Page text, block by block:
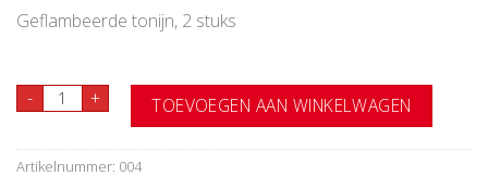
Geflambeerde tonijn, 2 stuks
- 04. Tataki Maguro Nigiri 2st aantal
+ TOEVOEGEN AAN WINKELWAGEN
Artikelnummer: 004